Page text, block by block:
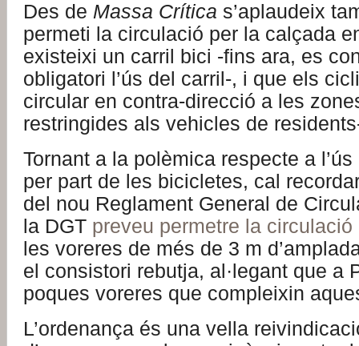
Des de Massa Crítica s’aplaudeix
permeti la circulació per la calçada
existeixi un carril bici -fins ara, es
obligatori l’ús del carril-, i que els
circular en contra-direcció a les
restringides als vehicles de
Tornant a la polèmica respecte a
per part de les bicicletes, cal
del nou Reglament General de
la DGT preveu permetre la circulació
les voreres de més de 3 m
el consistori rebutja, al·legant que a
poques voreres que compleixin
L’ordenança és una vella